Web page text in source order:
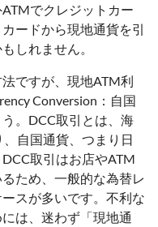
でクレジットカー
ードから現地通貨を引
しれません。
ですが、現地ATM利
Conversion：自国
。DCC取引とは、海
自国通貨、つまり日
取引はお店やATM
ため、一般的な為替レ
スが多いです。不利な
は、迷わず「現地通